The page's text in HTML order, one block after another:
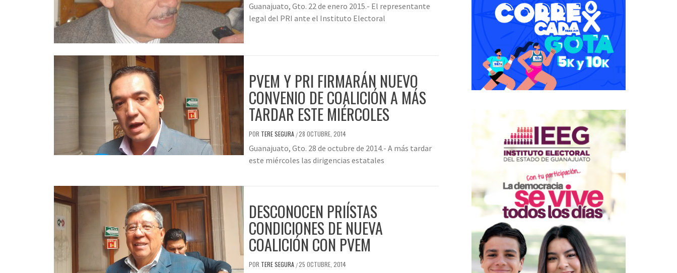
Guanajuato, Gto. 22 de enero 2015.- El representante
legal del PRI ante el Instituto Electoral
PVEM Y PRI FIRMARÁN NUEVO
CONVENIO DE COALICIÓN A MÁS
TARDAR ESTE MIÉRCOLES
POR TERE SEGURA /28 OCTUBRE, 2014
Guanajuato, Gto. 28 de octubre de 2014.- A más tardar
este miércoles las dirigencias estatales
DESCONOCEN PRIÍSTAS
CONDICIONES DE NUEVA
COALICIÓN CON PVEM
POR TERE SEGURA /25 OCTUBRE, 2014